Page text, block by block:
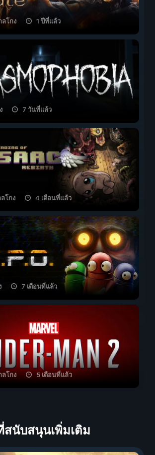
ลโกง 1 ปีที่แล้ว
7 วันที่แล้ว
โกง 4 เดือนที่แล้ว
7 เดือนที่แล้ว
ลโกง 5 เดือนที่แล้ว
สนับสนุนเพิ่มเติม